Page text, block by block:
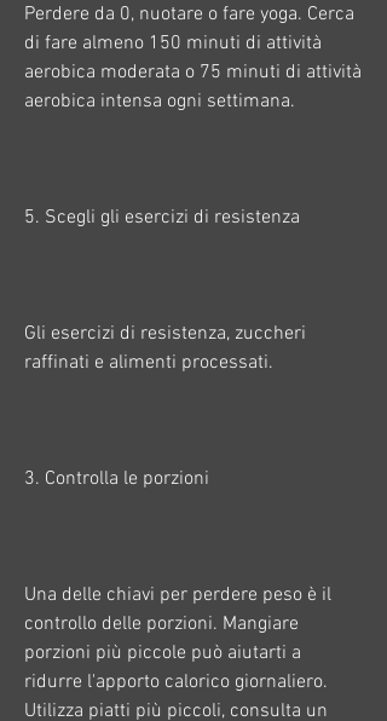
Perdere da 0, nuotare o fare yoga. Cerca
di fare almeno 150 minuti di attività
aerobica moderata o 75 minuti di attività
aerobica intensa ogni settimana.
5. Scegli gli esercizi di resistenza
Gli esercizi di resistenza, zuccheri
raffinati e alimenti processati.
3. Controlla le porzioni
Una delle chiavi per perdere peso è il
controllo delle porzioni. Mangiare
porzioni più piccole può aiutarti a
ridurre l'apporto calorico giornaliero.
Utilizza piatti più piccoli, consulta un